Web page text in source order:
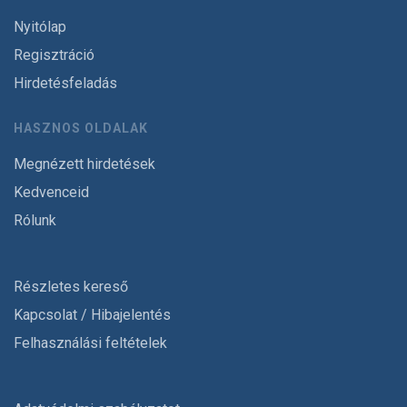
Nyitólap
Regisztráció
Hirdetésfeladás
HASZNOS OLDALAK
Megnézett hirdetések
Kedvenceid
Rólunk
Részletes kereső
Kapcsolat / Hibajelentés
Felhasználási feltételek